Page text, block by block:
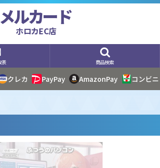
メルカード
ホロカEC店
表 商品検索
クレカ PayPay AmazonPay コンビニ